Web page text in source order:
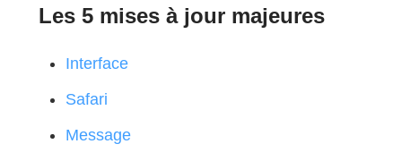
Les 5 mises à jour majeures
Interface
Safari
Message